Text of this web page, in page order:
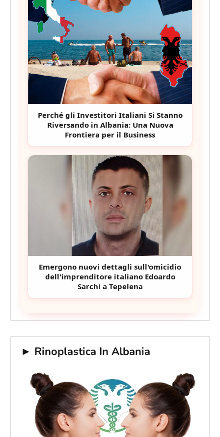
Perché gli Investitori Italiani Si Stanno
Riversando in Albania: Una Nuova
Frontiera per il Business
Emergono nuovi dettagli sull'omicidio
dell'imprenditore italiano Edoardo
Sarchi a Tepelena
► Rinoplastica In Albania